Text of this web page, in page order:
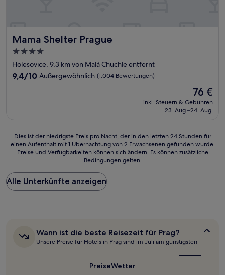
Mama Shelter Prague
Mama Shelter Prague
4.0-
Sterne-
Unterkunft
Holesovice, 9,3 km von Malá Chuchle entfernt
9.4
9,4/10 Außergewöhnlich (1.004 Bewertungen)
Der
Preis
beträgt
76 €
inkl. Steuern & Gebühren
23. Aug.–24. Aug.
Dies
ist
Preis
pro
Nacht,
24 Stunden
Dies ist der niedrigste Preis pro Nacht, der in den letzten 24 Stunden für
einen Aufenthalt mit 1 Übernachtung von 2 Erwachsenen gefunden wurde.
Preise und Verfügbarkeiten können sich ändern. Es können zusätzliche
Bedingungen gelten.
Alle Unterkünfte anzeigen
Wann
ist
Wann ist die beste Reisezeit für Prag?
Unsere Preise für Hotels in Prag sind im Juli am günstigsten
PreiseWetter